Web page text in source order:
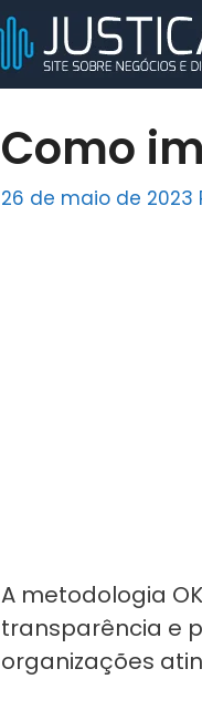
Como
26 de maio de 2023
A metodologia
transparência e
organizações